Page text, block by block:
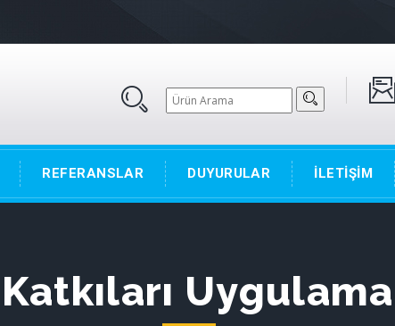
REFERANSLAR DUYURULAR İLETİŞİM
Katkıları